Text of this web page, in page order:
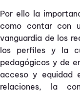
Por ello la
como contar con
vanguardia de los
los perfiles y la
pedagógicos y de
acceso y equidad
relaciones, la